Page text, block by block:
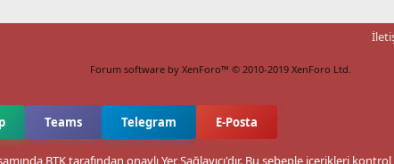
Forum software by XenForo™ © 2010-2019 XenForo Ltd.
Teams Telegram E-Posta
BTK tarafından onaylı Yer Sağlayıcı'dır. Bu sebeple içerikleri